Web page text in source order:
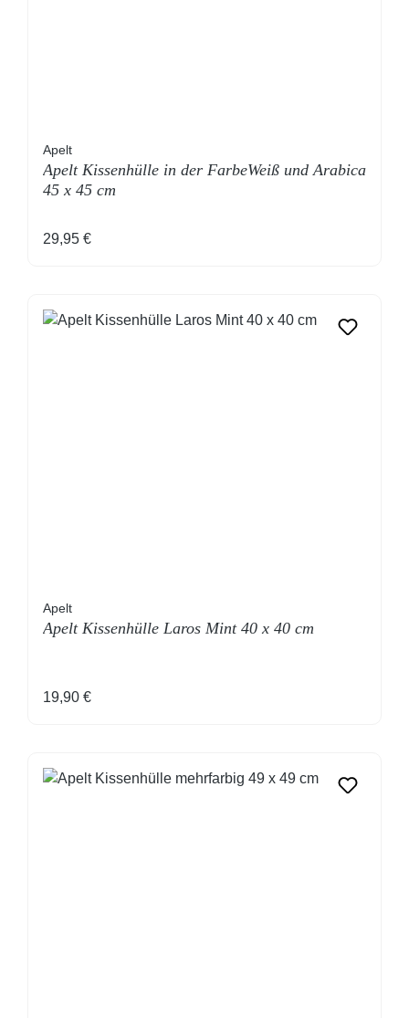
Apelt
Apelt Kissenhülle in der FarbeWeiß und Arabica
45 x 45 cm
Regulärer Preis:
29,95 €
Apelt
Apelt Kissenhülle Laros Mint 40 x 40 cm
Regulärer Preis:
19,90 €